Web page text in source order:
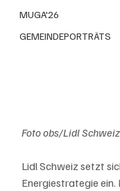
MUGA'26
GEMEINDEPORTRÄTS
Foto obs/Lidl Schweiz
Lidl Schweiz setzt
Energiestrategie